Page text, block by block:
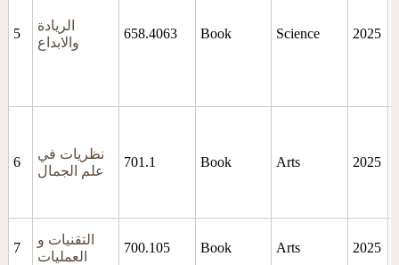
5
الريادة
والابداع
658.4063 Book Science 2025
6
نظريات في
علم الجمال
701.1 Book Arts 2025
7
التقنيات و
العمليات
700.105 Book Arts 2025